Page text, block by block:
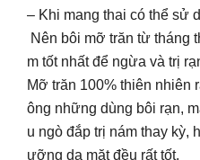
– Khi mang thai có thể sử
Nên bôi mỡ trăn từ tháng
m tốt nhất để ngừa và trị
Mỡ trăn 100% thiên nhiên
ông những dùng bôi rạn,
u ngò đắp trị nám thay kỳ,
ưỡng da mặt đều rất tốt.